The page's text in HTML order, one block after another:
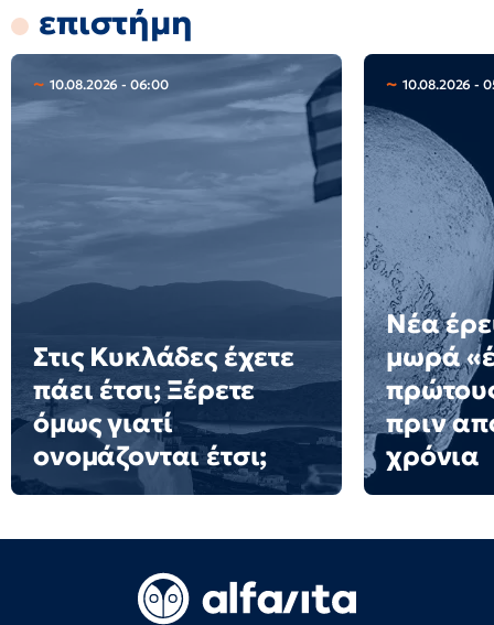
επιστήμη
10.08.2026 - 06:00
Στις Κυκλάδες έχετε
πάει έτσι; Ξέρετε
όμως γιατί
ονομάζονται έτσι;
10.08.2026 -
Νέα
μωρά
πριν
χρόνια